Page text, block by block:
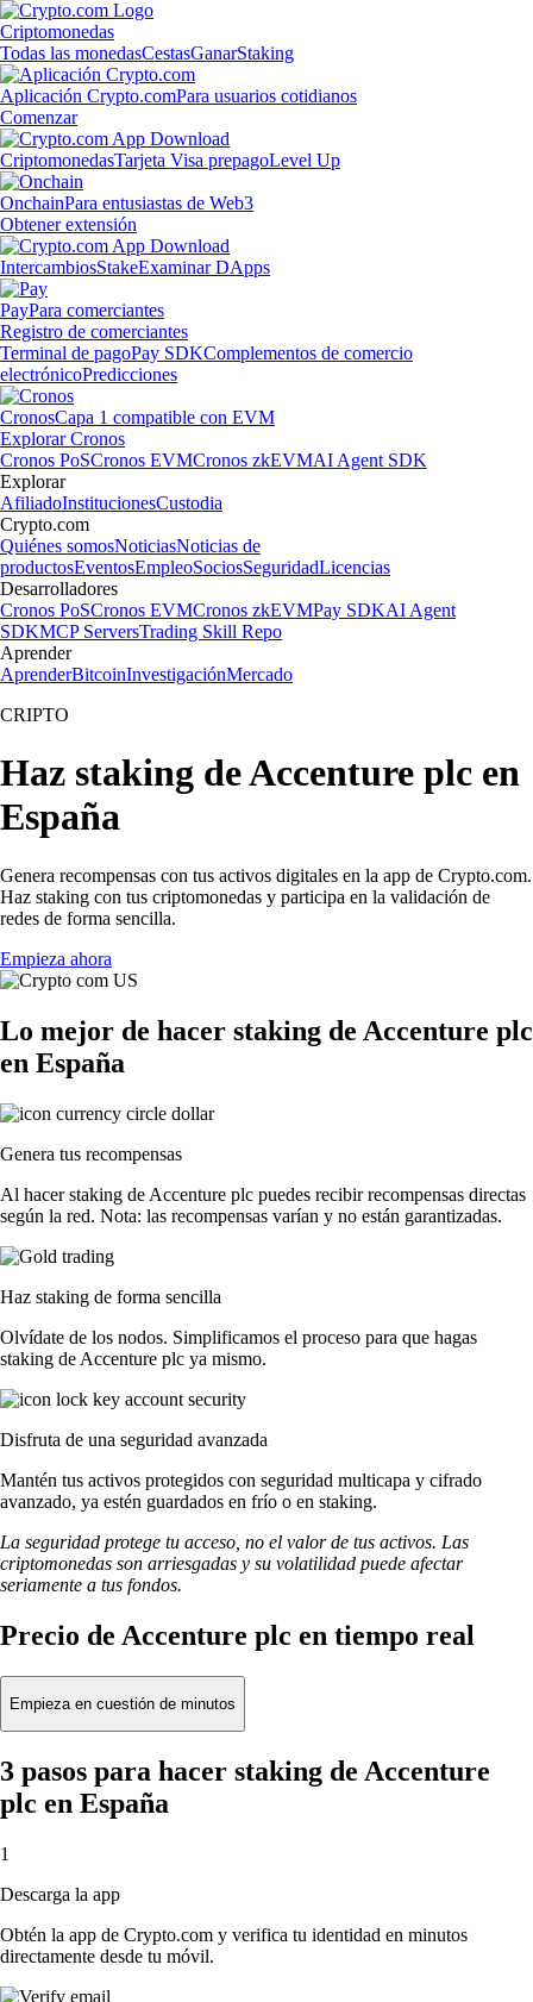
Criptomonedas
Todas las monedasCestasGanarStaking
Aplicación Crypto.comPara usuarios cotidianos
Comenzar
CriptomonedasTarjeta Visa prepagoLevel Up
OnchainPara entusiastas de Web3
Obtener extensión
IntercambiosStakeExaminar DApps
PayPara comerciantes
Registro de comerciantes
Terminal de pagoPay SDKComplementos de comercio
electrónicoPredicciones
CronosCapa 1 compatible con EVM
Explorar Cronos
Cronos PoSCronos EVMCronos zkEVMAI Agent SDK
Explorar
AfiliadoInstitucionesCustodia
Crypto.com
Quiénes somosNoticiasNoticias de
productosEventosEmpleoSociosSeguridadLicencias
Desarrolladores
Cronos PoSCronos EVMCronos zkEVMPay SDKAI Agent
SDKMCP ServersTrading Skill Repo
Aprender
AprenderBitcoinInvestigaciónMercado
CRIPTO
Haz staking de Accenture plc en
España
Genera recompensas con tus activos digitales en la app de Crypto.com.
Haz staking con tus criptomonedas y participa en la validación de
redes de forma sencilla.
Empieza ahora
Lo mejor de hacer staking de Accenture plc
en España
Genera tus recompensas
Al hacer staking de Accenture plc puedes recibir recompensas directas
según la red. Nota: las recompensas varían y no están garantizadas.
Haz staking de forma sencilla
Olvídate de los nodos. Simplificamos el proceso para que hagas
staking de Accenture plc ya mismo.
Disfruta de una seguridad avanzada
Mantén tus activos protegidos con seguridad multicapa y cifrado
avanzado, ya estén guardados en frío o en staking.
La seguridad protege tu acceso, no el valor de tus activos. Las
criptomonedas son arriesgadas y su volatilidad puede afectar
seriamente a tus fondos.
Precio de Accenture plc en tiempo real
Empieza en cuestión de minutos
3 pasos para hacer staking de Accenture
plc en España
1
Descarga la app
Obtén la app de Crypto.com y verifica tu identidad en minutos
directamente desde tu móvil.